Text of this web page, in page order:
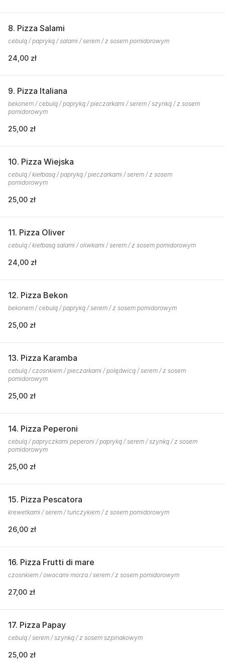
8. Pizza Salami
cebulą / papryką / salami / serem / z sosem pomidorowym
24,00 zł
9. Pizza Italiana
bekonem / cebulą / papryką / pieczarkami / serem / szynką / z sosem
pomidorowym
25,00 zł
10. Pizza Wiejska
cebulą / kiełbasą / papryką / pieczarkami / serem / z sosem
pomidorowym
25,00 zł
11. Pizza Oliver
cebulą / kiełbasą salami / oliwkami / serem / z sosem pomidorowym
24,00 zł
12. Pizza Bekon
bekonem / cebulą / papryką / serem / z sosem pomidorowym
25,00 zł
13. Pizza Karamba
cebulą / czosnkiem / pieczarkami / polędwicą / serem / z sosem
pomidorowym
25,00 zł
14. Pizza Peperoni
cebulą / papryczkami peperoni / papryką / serem / szynką / z sosem
pomidorowym
25,00 zł
15. Pizza Pescatora
krewetkami / serem / tuńczykiem / z sosem pomidorowym
26,00 zł
16. Pizza Frutti di mare
czosnkiem / owocami morza / serem / z sosem pomidorowym
27,00 zł
17. Pizza Papay
cebulą / serem / szynką / z sosem szpinakowym
25,00 zł